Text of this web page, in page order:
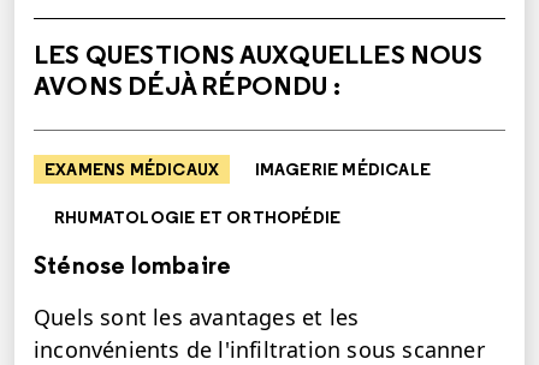
LES QUESTIONS AUXQUELLES NOUS
AVONS DÉJÀ RÉPONDU :
EXAMENS MÉDICAUX IMAGERIE MÉDICALE
RHUMATOLOGIE ET ORTHOPÉDIE
Sténose lombaire
Quels sont les avantages et les
inconvénients de l'infiltration sous scanner